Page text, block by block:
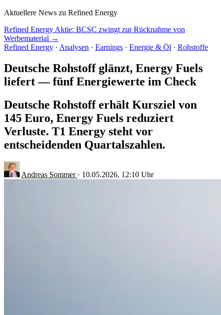
Aktuellere News zu Refined Energy
Refined Energy Aktie: BCSC zwingt zur Rücknahme von
Werbematerial →
Refined Energy · Analysen · Earnings · Energie & Öl · Rohstoffe
Deutsche Rohstoff glänzt, Energy Fuels
liefert — fünf Energiewerte im Check
Deutsche Rohstoff erhält Kursziel von
145 Euro, Energy Fuels reduziert
Verluste. T1 Energy steht vor
entscheidenden Quartalszahlen.
Andreas Sommer · 10.05.2026, 12:10 Uhr